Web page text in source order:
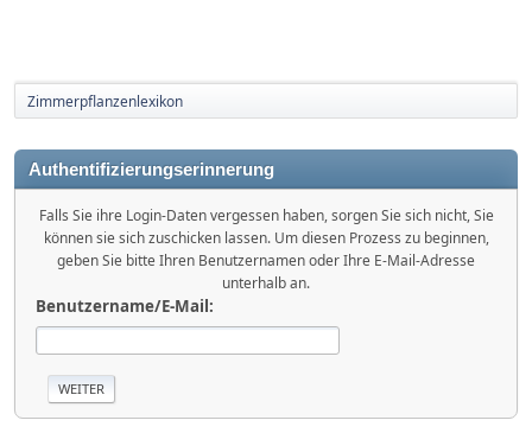
Zimmerpflanzenlexikon
Authentifizierungserinnerung
Falls Sie ihre Login-Daten vergessen haben, sorgen Sie sich nicht, Sie
können sie sich zuschicken lassen. Um diesen Prozess zu beginnen,
geben Sie bitte Ihren Benutzernamen oder Ihre E-Mail-Adresse
unterhalb an.
Benutzername/E-Mail: